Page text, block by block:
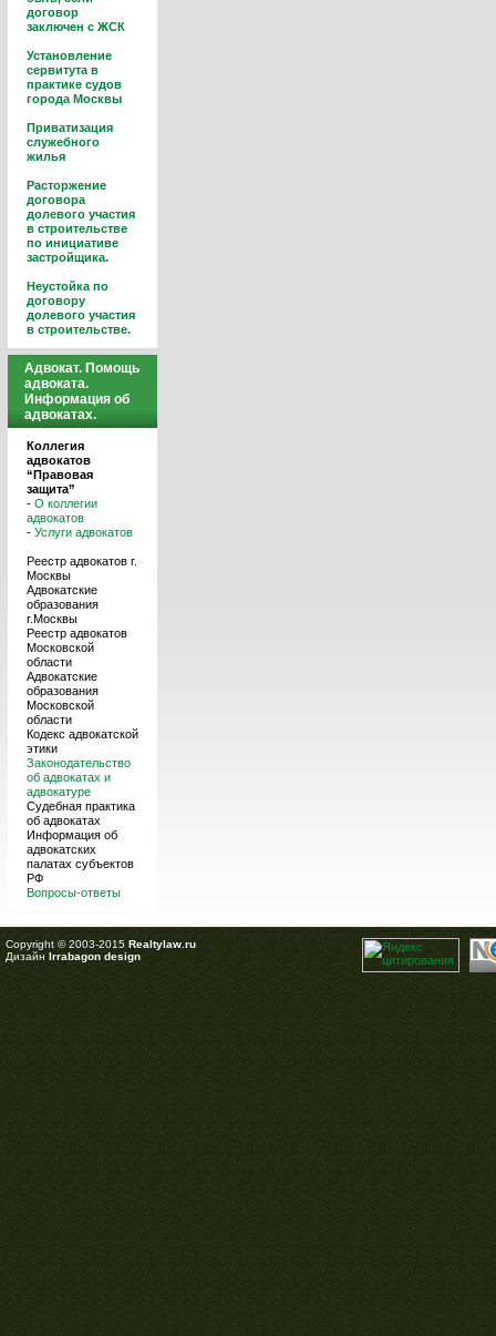
договор
заключен с ЖСК
Установление
сервитута в
практике судов
города Москвы
Приватизация
служебного
жилья
Расторжение
договора
долевого участия
в строительстве
по инициативе
застройщика.
Неустойка по
договору
долевого участия
в строительстве.
Адвокат. Помощь
адвоката.
Информация об
адвокатах.
Коллегия
адвокатов
“Правовая
защита”
- О коллегии
адвокатов
- Услуги адвокатов
Реестр адвокатов г.
Москвы
Адвокатские
образования
г.Москвы
Реестр адвокатов
Московской
области
Адвокатские
образования
Московской
области
Кодекс адвокатской
этики
Законодательство
об адвокатах и
адвокатуре
Судебная практика
об адвокатах
Информация об
адвокатских
палатах субъектов
РФ
Вопросы-ответы
Copyright © 2003-2015 Realtylaw.ru
Дизайн Irrabagon design